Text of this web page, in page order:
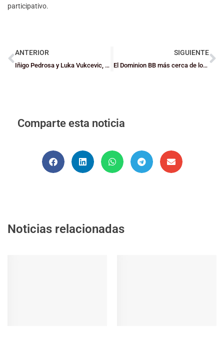
participativo.
ANTERIOR
Iñigo Pedrosa y Luka Vukcevic, en las listas de la U14 y U13, respectivamente
SIGUIENTE
El Dominion BB más cerca de los play-offs y el Bidaideak en la Final Four
Comparte esta noticia
Noticias relacionadas